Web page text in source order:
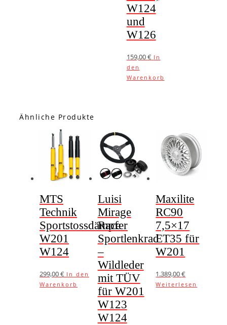
W124
und
W126
159,00€ In
den
Warenkorb
Ähnliche Produkte
MTS
Technik
Sportstossdämpfer
W201
W124
299,00€ In den
Warenkorb
Luisi
Mirage
Race
Sportlenkrad
–
Wildleder
mit TÜV
für W201
W123
W124
Maxilite
RC90
7,5×17
ET35 für
W201
1.389,00€
Weiterlesen